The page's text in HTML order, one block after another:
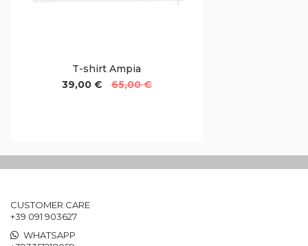
T-shirt Ampia
39,00 €
65,00 €
CUSTOMER CARE
+39 091 903627
WHATSAPP